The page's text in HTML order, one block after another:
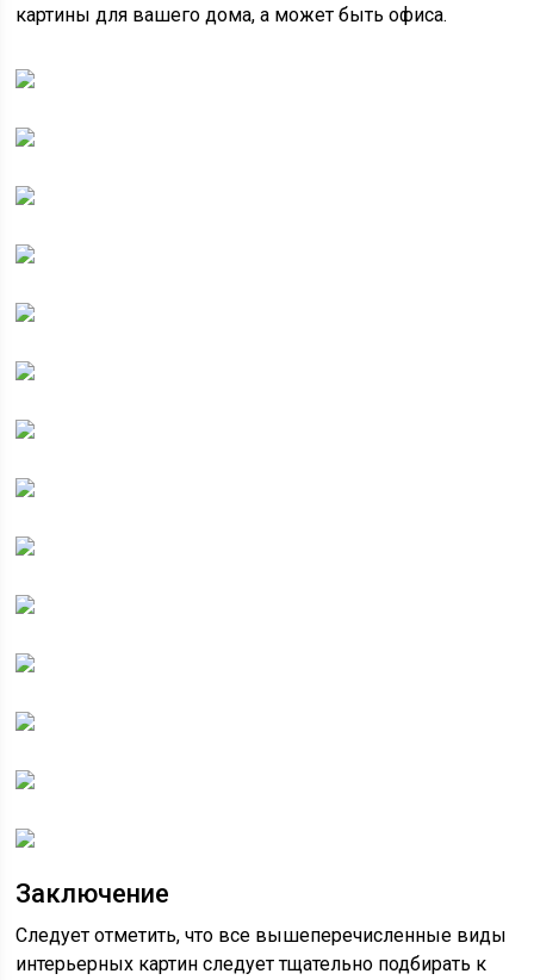
картины для вашего дома, а может быть офиса.
Заключение
Следует отметить, что все вышеперечисленные виды
интерьерных картин следует тщательно подбирать к